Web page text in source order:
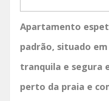
Apartamento
padrão, situado
tranquila e segura
perto da praia e